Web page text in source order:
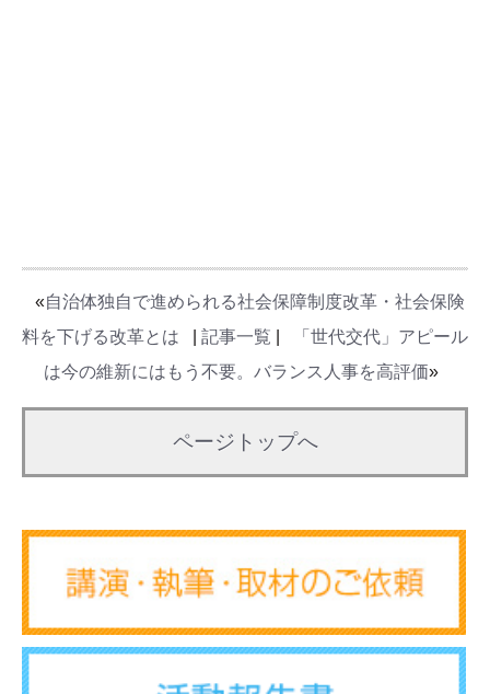
«自治体独自で進められる社会保障制度改革・社会保険
料を下げる改革とは
記事一覧
「世代交代」アピール
は今の維新にはもう不要。バランス人事を高評価»
ページトップへ